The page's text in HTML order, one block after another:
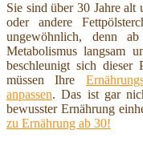
Sie sind über 30 Jahre alt
oder andere
ungewöhnlich, denn
Metabolismus langsam
beschleunigt sich dieser
müssen Ihre
anpassen. Das ist gar
bewusster Ernährung
zu Ernährung ab 30!